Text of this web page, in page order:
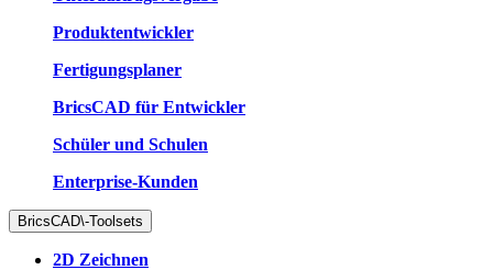
Produktentwickler
Fertigungsplaner
BricsCAD für Entwickler
Schüler und Schulen
Enterprise-Kunden
BricsCAD\-Toolsets
2D Zeichnen